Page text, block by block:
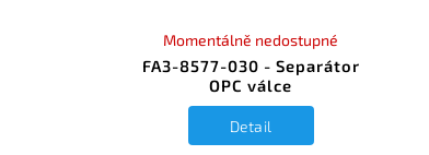
FA3-8577-030 - Separátor
OPC válce
Momentálně nedostupné
Detail